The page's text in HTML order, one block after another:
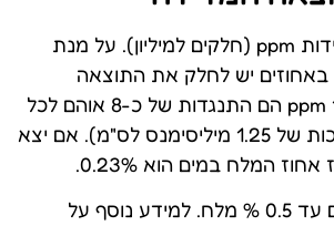
המכשיר מודד ביחידות ppm (חלקים למיליון). על מנת
יש לחלק את התוצאה
ב10,000. כל 1000 ppm הם התנגדות של כ-8 אוהם לכל
ס"מ מי מלח ( מוליכות של 1.25 מיליסימנס לס"מ). אם יצא
מים מליחים הם מים עד 0.5 % מלח. למידע נוסף על